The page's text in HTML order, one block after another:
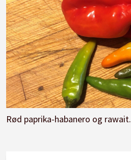
Rød paprika-habanero og rawait.